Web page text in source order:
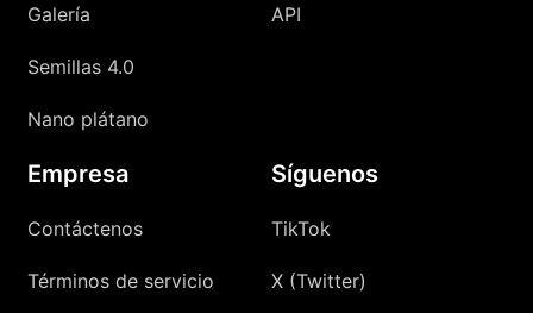
Galería
Semillas 4.0
Nano plátano
API
Empresa
Contáctenos
Términos de servicio
Síguenos
TikTok
X (Twitter)